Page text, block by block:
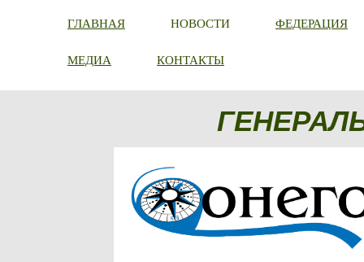
ГЛАВНАЯ НОВОСТИ ФЕДЕРАЦИЯ
МЕДИА КОНТАКТЫ